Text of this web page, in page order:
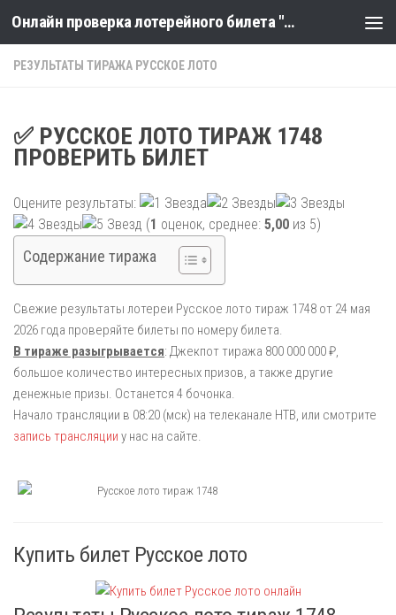
Skip to content Онлайн проверка лотерейного билета "Столото" по номеру тиража
РЕЗУЛЬТАТЫ ТИРАЖА РУССКОЕ ЛОТО
✅ РУССКОЕ ЛОТО ТИРАЖ 1748
ПРОВЕРИТЬ БИЛЕТ
Оцените результаты:
(1 оценок, среднее: 5,00 из 5)
Содержание тиража
Свежие результаты лотереи Русское лото тираж 1748 от 24 мая
2026 года проверяйте билеты по номеру билета.
В тираже разыгрывается: Джекпот тиража 800 000 000 ₽,
большое количество интересных призов, а также другие
денежные призы. Останется 4 бочонка.
Начало трансляции в 08:20 (мск) на телеканале НТВ, или смотрите
запись трансляции у нас на сайте.
Купить билет Русское лото